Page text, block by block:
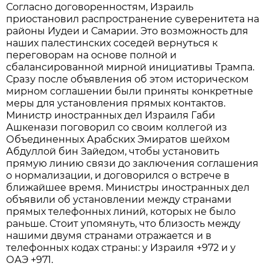
Согласно договоренностям, Израиль
приостановил распространение суверенитета на
районы Иудеи и Самарии. Это возможность для
наших палестинских соседей вернуться к
переговорам на основе полной и
сбалансированной мирной инициативы Трампа.
Сразу после объявления об этом историческом
мирном соглашении были приняты конкретные
меры для установления прямых контактов.
Министр иностранных дел Израиля Габи
Ашкенази поговорил со своим коллегой из
Объединенных Арабских Эмиратов шейхом
Абдуллой бин Зайедом, чтобы установить
прямую линию связи до заключения соглашения
о нормализации, и договорился о встрече в
ближайшее время. Министры иностранных дел
объявили об установлении между странами
прямых телефонных линий, которых не было
раньше. Стоит упомянуть, что близость между
нашими двумя странами отражается и в
телефонных кодах страны: у Израиля +972 и у
ОАЭ +971.